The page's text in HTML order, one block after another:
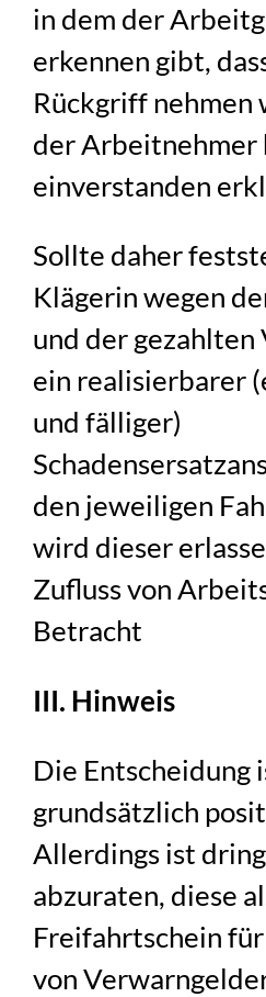
in dem der
erkennen gibt,
Rückgriff nehmen
der Arbeitnehmer
einverstanden
Sollte daher
Klägerin wegen
und der
ein realisierbarer
und fälliger)
den jeweiligen
wird dieser
Zufluss von
Betracht
III. Hinweis
Die Entscheidung
grundsätzlich
Allerdings ist
abzuraten, diese
Freifahrtschein
von